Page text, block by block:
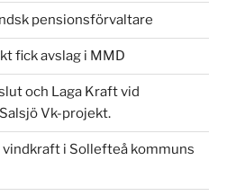
pensionsförvaltare
fick avslag i MMD
och Laga Kraft vid
Vk-projekt.
i Sollefteå kommuns